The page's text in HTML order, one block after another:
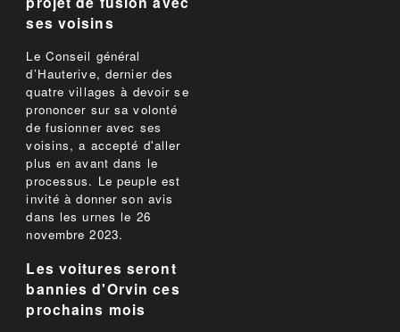
ses voisins
Le Conseil général
d’Hauterive, dernier des
quatre villages à devoir se
prononcer sur sa volonté
de fusionner avec ses
voisins, a accepté d'aller
plus en avant dans le
processus. Le peuple est
invité à donner son avis
dans les urnes le 26
novembre 2023.
Les voitures seront
bannies d'Orvin ces
prochains mois